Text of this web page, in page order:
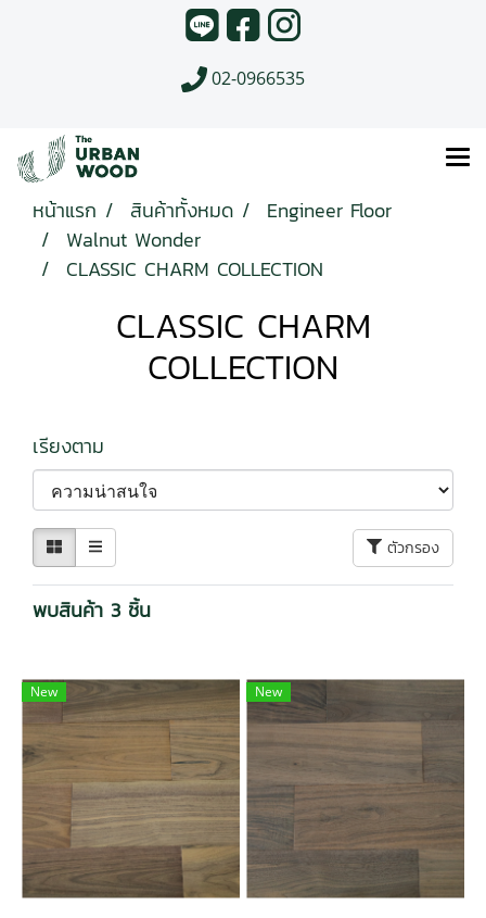
02-0966535
หน้าแรก สินค้าทั้งหมด
Engineer Floor
Walnut Wonder
CLASSIC CHARM COLLECTION
CLASSIC CHARM
COLLECTION
เรียงตาม
ตัวกรอง
พบสินค้า 3 ชิ้น
New New